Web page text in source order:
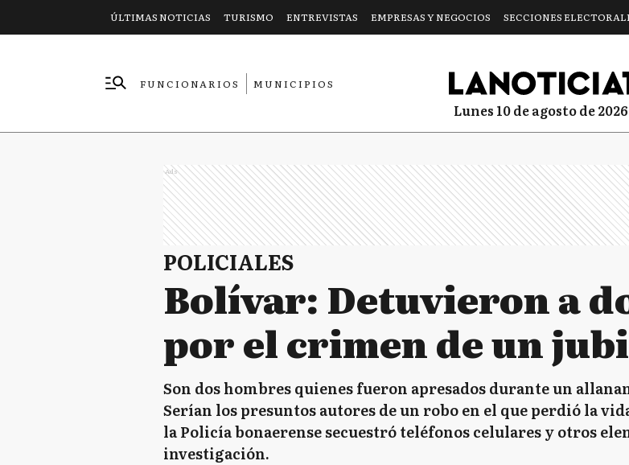
ÚLTIMAS NOTICIAS TURISMO ENTREVISTAS EMPRESAS Y NEGOCIOS SECCIONES
FUNCIONARIOS
MUNICIPIOS
lunes 10 de agosto de 2026
Ads
POLICIALES
Bolívar: Detuvieron a
por el crimen de un
Son dos hombres quienes fueron apresados durante un
Serían los presuntos autores de un robo en el que perdió la
la Policía bonaerense secuestró teléfonos celulares y otros
investigación.